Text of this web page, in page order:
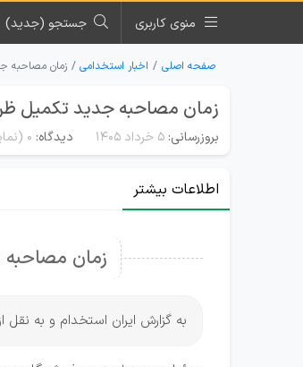
منوی کاربری جستجو (جدید)
صفحه اصلی اخبار استخدامی زمان مصاحبه
زمان مصاحبه جدید تکمیل
بروزرسانی: ۵ خرداد ۱۴۰۵ دیدگاه: 0
اطلاعات بیشتر
زمان
به گزارش ایران استخدام و به نقل از